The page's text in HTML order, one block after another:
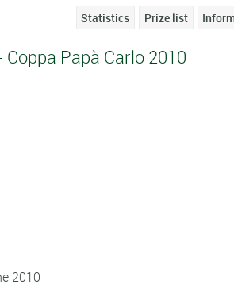
Prize list
Statistics
Papà Carlo 2010
2010